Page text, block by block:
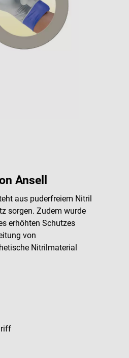
Ansell
aus puderfreiem Nitril
sorgen. Zudem wurde
erhöhten Schutzes
von
Nitrilmaterial